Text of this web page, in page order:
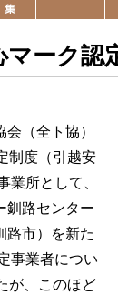
ーク認
（全ト協）
制度（引越安
所として、
釧路センター
路市）を新た
事業者につい
が、このほど